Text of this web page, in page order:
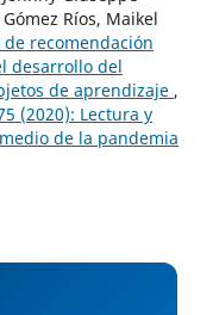
Ríos, Maikel
de recomendación
desarrollo del
de aprendizaje ,
(2020): Lectura y
de la pandemia